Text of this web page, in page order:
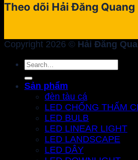
Theo dõi Hải Đăng Quang
Copyright 2026 © Hải Đăng
Search
Sản phẩm
đèn tàu cá
LED CHỐNG THẤM
LED BULB
LED LINEAR LIGHT
LED LANDSCAPE
LED DÂY